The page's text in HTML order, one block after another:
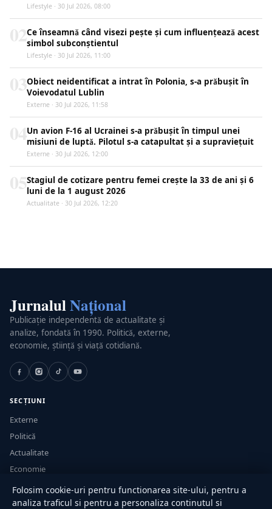
Lifestyle · 30 Jul 2026, 08:00
Ce înseamnă când visezi pește și cum influențează acest
simbol subconștientul
Lifestyle · 30 Jul 2026, 11:00
Obiect neidentificat a intrat în Polonia, s-a prăbușit în
Voievodatul Lublin
Externe · 30 Jul 2026, 11:58
Un avion F-16 al Ucrainei s-a prăbușit în timpul unei
misiuni de luptă. Pilotul s-a catapultat și a supraviețuit
Externe · 30 Jul 2026, 12:00
Stagiul de cotizare pentru femei crește la 33 de ani și 6
luni de la 1 august 2026
Actualitate · 30 Jul 2026, 12:20
JurnalulNațional
Publicație independentă de actualitate și
analize, fondată în 1990. Politică, externe,
economie, știință și viață cotidiană.
SECȚIUNI
Externe
Politică
Actualitate
Economie
Sănătate
Utile
Folosim cookie-uri pentru functionarea site-ului, pentru a
analiza traficul si pentru a personaliza continutul si